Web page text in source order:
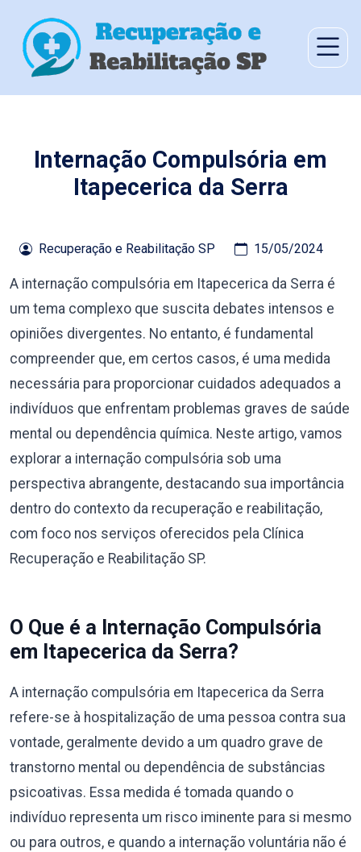
Internação Compulsória em
Itapecerica da Serra
Recuperação e Reabilitação SP 15/05/2024
A internação compulsória em Itapecerica da Serra é
um tema complexo que suscita debates intensos e
opiniões divergentes. No entanto, é fundamental
compreender que, em certos casos, é uma medida
necessária para proporcionar cuidados adequados a
indivíduos que enfrentam problemas graves de saúde
mental ou dependência química. Neste artigo, vamos
explorar a internação compulsória sob uma
perspectiva abrangente, destacando sua importância
dentro do contexto da recuperação e reabilitação,
com foco nos serviços oferecidos pela Clínica
Recuperação e Reabilitação SP.
O Que é a Internação Compulsória
em Itapecerica da Serra?
A internação compulsória em Itapecerica da Serra
refere-se à hospitalização de uma pessoa contra sua
vontade, geralmente devido a um quadro grave de
transtorno mental ou dependência de substâncias
psicoativas. Essa medida é tomada quando o
indivíduo representa um risco iminente para si mesmo
ou para outros, e quando a internação voluntária não é